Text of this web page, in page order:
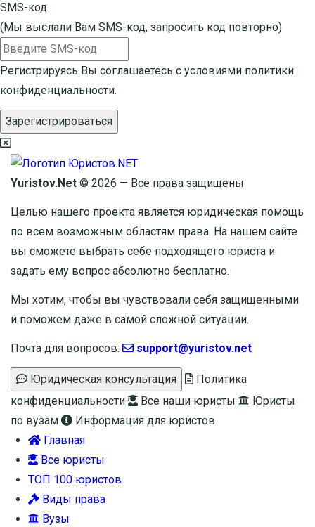
SMS-код
(Мы выслали Вам SMS-код, запросить код повторно)
Регистрируясь Вы соглашаетесь с условиями политики
конфиденциальности.
Зарегистрироваться
Yuristov.Net © 2026 — Все права защищены
Целью нашего проекта является юридическая помощь
по всем возможным областям права. На нашем сайте
вы сможете выбрать себе подходящего юриста и
задать ему вопрос абсолютно бесплатно.
Мы хотим, чтобы вы чувствовали себя защищенными
и поможем даже в самой сложной ситуации.
Почта для вопросов: support@yuristov.net
Юридическая консультация
Политика
конфиденциальности
Все наши юристы
Юристы
по вузам
Информация для юристов
Главная
Все юристы
ТОП 100 юристов
Виды права
Вузы